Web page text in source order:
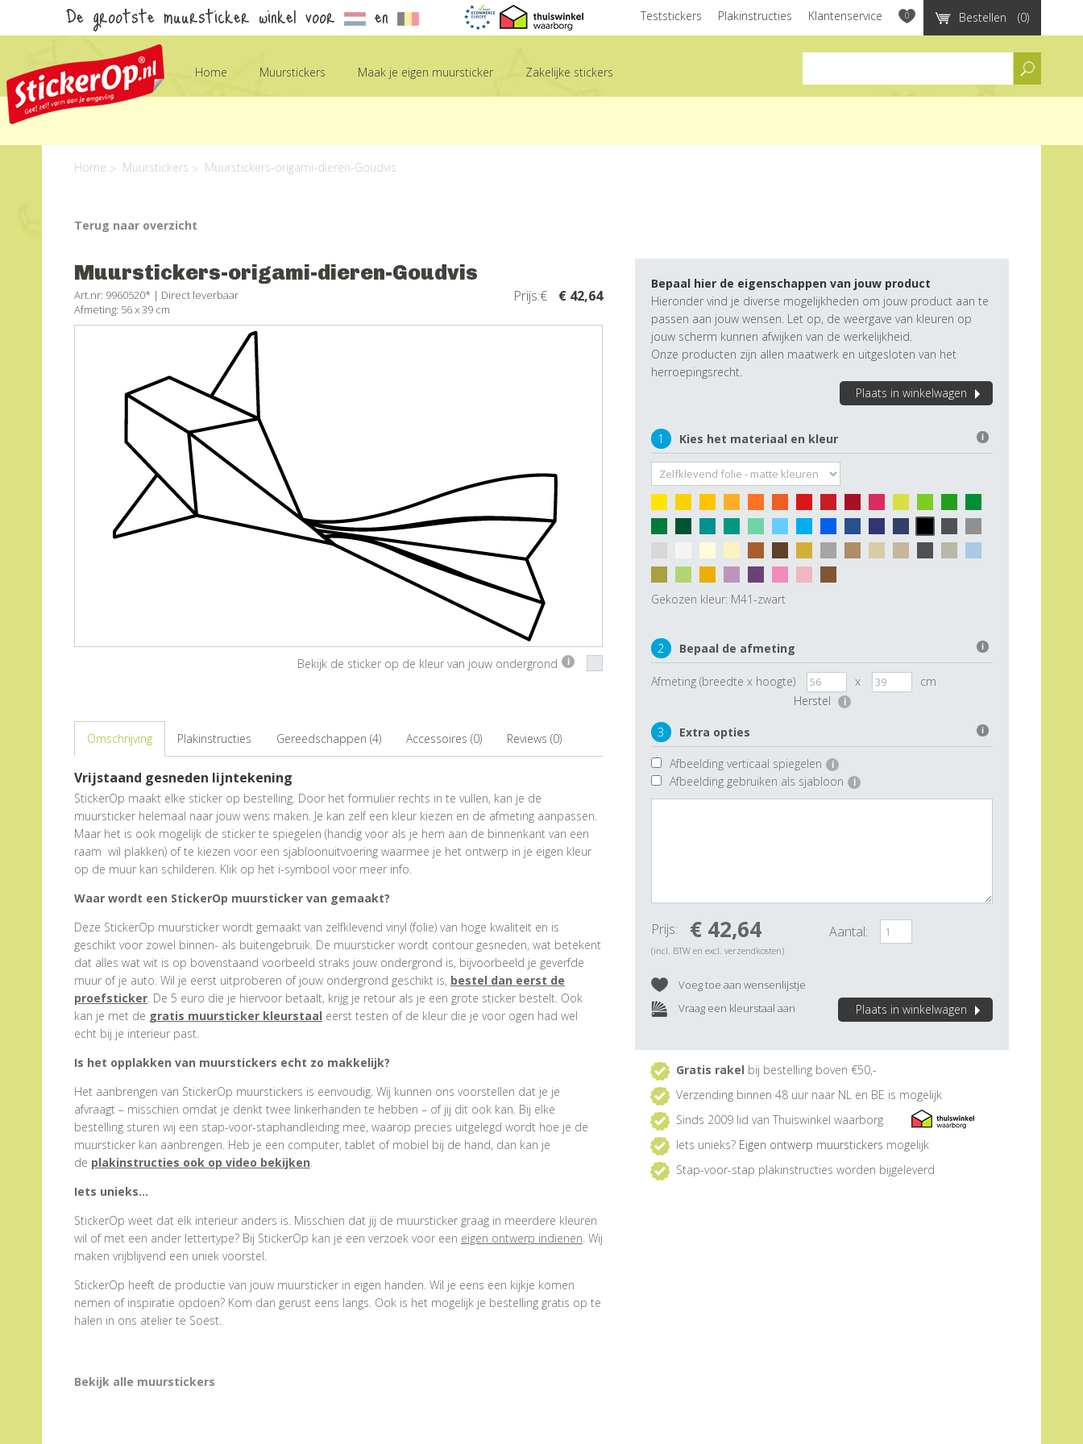
De grootste muursticker winkel voor en Bestellen (0)
Teststickers Plakinstructies Klantenservice 0
Home Muurstickers Maak je eigen muursticker Zakelijke stickers
Home Muurstickers Muurstickers-origami-dieren-Goudvis
Terug naar overzicht
Muurstickers-origami-dieren-Goudvis
Art.nr: 9960520* | Direct leverbaar
Afmeting: 56 x 39 cm
Prijs:€ € 42,64
Bekijk de sticker op de kleur van jouw ondergrond i
Omschrijving Plakinstructies Gereedschappen (4) Accessoires (0) Reviews (0)
Vrijstaand gesneden lijntekening
StickerOp maakt elke sticker op bestelling. Door het formulier rechts in te vullen, kan je de
muursticker helemaal naar jouw wens maken. Je kan zelf een kleur kiezen en de afmeting aanpassen.
Maar het is ook mogelijk de sticker te spiegelen (handig voor als je hem aan de binnenkant van een
raam wil plakken) of te kiezen voor een sjabloonuitvoering waarmee je het ontwerp in je eigen kleur
op de muur kan schilderen. Klik op het i-symbool voor meer info.
Waar wordt een StickerOp muursticker van gemaakt?
Deze StickerOp muursticker wordt gemaakt van zelfklevend vinyl (folie) van hoge kwaliteit en is
geschikt voor zowel binnen- als buitengebruik. De muursticker wordt contour gesneden, wat betekent
dat alles wat wit is op bovenstaand voorbeeld straks jouw ondergrond is, bijvoorbeeld je geverfde
muur of je auto. Wil je eerst uitproberen of jouw ondergrond geschikt is, bestel dan eerst de
proefsticker. De 5 euro die je hiervoor betaalt, krijg je retour als je een grote sticker bestelt. Ook
kan je met de gratis muursticker kleurstaal eerst testen of de kleur die je voor ogen had wel
echt bij je interieur past.
Is het opplakken van muurstickers echt zo makkelijk?
Het aanbrengen van StickerOp muurstickers is eenvoudig. Wij kunnen ons voorstellen dat je je
afvraagt – misschien omdat je denkt twee linkerhanden te hebben – of jij dit ook kan. Bij elke
bestelling sturen wij een stap-voor-staphandleiding mee, waarop precies uitgelegd wordt hoe je de
muursticker kan aanbrengen. Heb je een computer, tablet of mobiel bij de hand, dan kan je
de plakinstructies ook op video bekijken.
Iets unieks…
StickerOp weet dat elk interieur anders is. Misschien dat jij de muursticker graag in meerdere kleuren
wil of met een ander lettertype? Bij StickerOp kan je een verzoek voor een eigen ontwerp indienen. Wij
maken vrijblijvend een uniek voorstel.
StickerOp heeft de productie van jouw muursticker in eigen handen. Wil je eens een kijkje komen
nemen of inspiratie opdoen? Kom dan gerust eens langs. Ook is het mogelijk je bestelling gratis op te
halen in ons atelier te Soest.
Bekijk alle muurstickers
Bepaal hier de eigenschappen van jouw product
Hieronder vind je diverse mogelijkheden om jouw product aan te
passen aan jouw wensen. Let op, de weergave van kleuren op
jouw scherm kunnen afwijken van de werkelijkheid.
Onze producten zijn allen maatwerk en uitgesloten van het
herroepingsrecht.
Plaats in winkelwagen
1 Kies het materiaal en kleur i
Gekozen kleur: M41-zwart
2 Bepaal de afmeting i
Afmeting (breedte x hoogte) x
cm
Herstel
i
3 Extra opties i
Afbeelding verticaal spiegelen i
Afbeelding gebruiken als sjabloon i
Plaats in winkelwagen
Prijs: € 42,64
(incl. BTW en excl. verzendkosten)
Aantal:
Voeg toe aan wensenlijstje
Vraag een kleurstaal aan
Gratis rakel bij bestelling boven €50,-
Verzending binnen 48 uur naar NL en BE is mogelijk
Sinds 2009 lid van Thuiswinkel waarborg
Iets unieks? Eigen ontwerp muurstickers mogelijk
Stap-voor-stap plakinstructies worden bijgeleverd